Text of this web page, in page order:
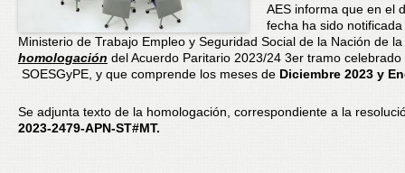
AES informa que en el
fecha ha sido
Ministerio de Trabajo Empleo y Seguridad Social de la Nación de la
homologación del Acuerdo Paritario 2023/24 3er tramo celebrado
SOESGyPE, y que comprende los meses de Diciembre 2023 y
Se adjunta texto de la homologación, correspondiente a la
2023-2479-APN-ST#MT.